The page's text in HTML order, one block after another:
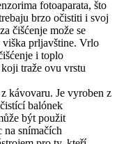
fotoaparata, što
brzo očistiti i svoj
čišćenje može se
viška prljavštine. Vrlo
i toplo
traže ovu vrstu
kávovaru. Je vyroben z
balónek
být použit
na snímačích